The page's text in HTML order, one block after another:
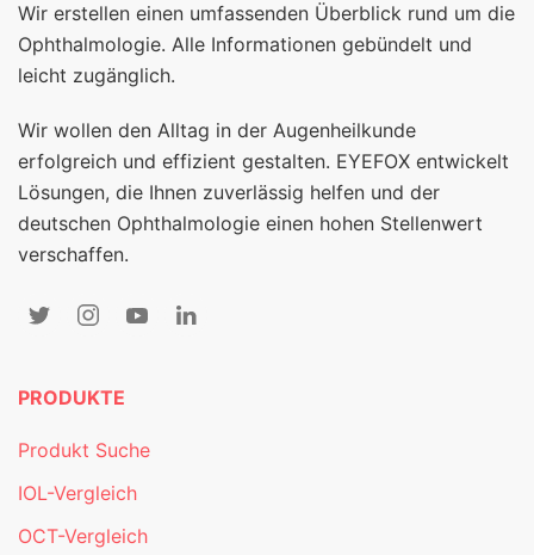
Wir erstellen einen umfassenden Überblick rund um die
Ophthalmologie. Alle Informationen gebündelt und
leicht zugänglich.
Wir wollen den Alltag in der Augenheilkunde
erfolgreich und effizient gestalten. EYEFOX entwickelt
Lösungen, die Ihnen zuverlässig helfen und der
deutschen Ophthalmologie einen hohen Stellenwert
verschaffen.
PRODUKTE
Produkt Suche
IOL-Vergleich
OCT-Vergleich